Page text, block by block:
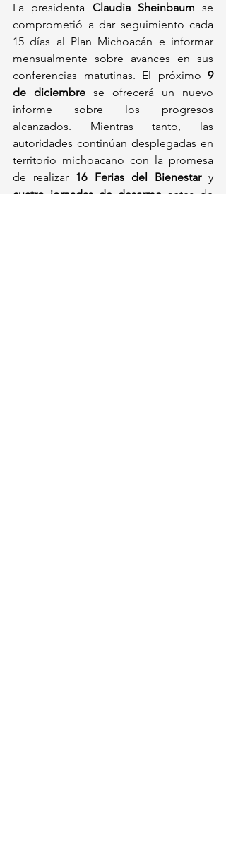
La presidenta Claudia Sheinbaum se
comprometió a dar seguimiento cada
15 días al Plan Michoacán e informar
mensualmente sobre avances en sus
conferencias matutinas. El próximo 9
de diciembre se ofrecerá un nuevo
informe sobre los progresos
alcanzados. Mientras tanto, las
autoridades continúan desplegadas en
territorio michoacano con la promesa
de realizar 16 Ferias del Bienestar
cuatro jornadas de desarme antes de